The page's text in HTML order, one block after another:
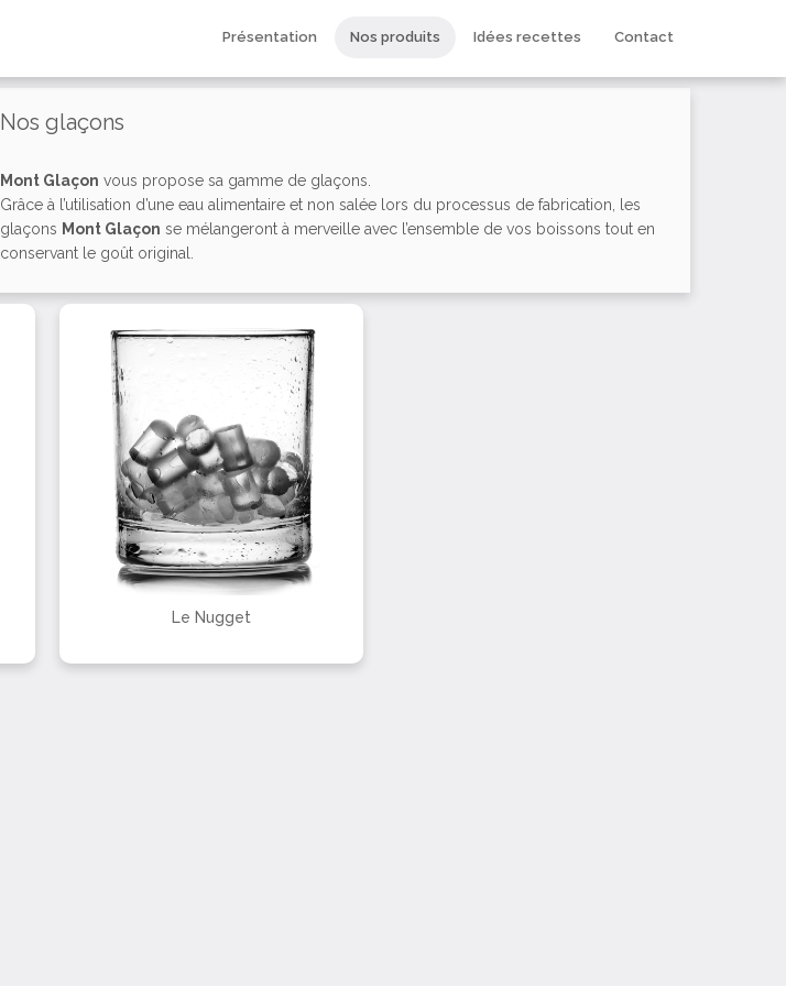
Présentation Nos produits Idées recettes Contact
Nos glaçons
Mont Glaçon vous propose sa gamme de glaçons.
Grâce à l’utilisation d’une eau alimentaire et non salée lors du processus de fabrication, les
glaçons Mont Glaçon se mélangeront à merveille avec l’ensemble de vos boissons tout en
conservant le goût original.
Le Nugget